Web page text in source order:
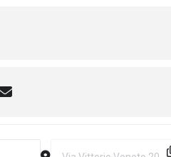
Destination Address -